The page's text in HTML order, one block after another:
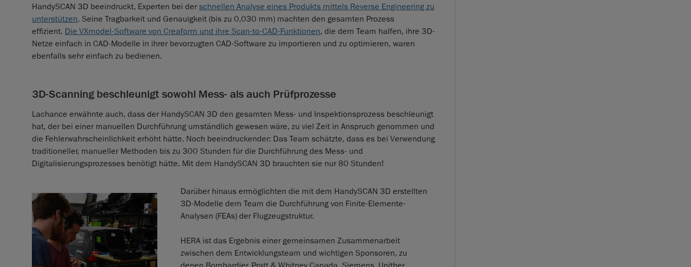
HandySCAN 3D beeindruckt, Experten bei derschnellen Analyse eines Produkts mittels Reverse Engineering zu
unterstützen. Seine Tragbarkeit und Genauigkeit (bis zu 0,030 mm) machten den gesamten Prozess
effizient. Die VXmodel-Software von Creaform und ihre Scan-to-CAD-Funktionen, die dem Team halfen, ihre 3D-
Netze einfach in CAD-Modelle in ihrer bevorzugten CAD-Software zu importieren und zu optimieren, waren
ebenfalls sehr einfach zu bedienen.
3D-Scanning beschleunigt sowohl Mess- als auch Prüfprozesse
Lachance erwähnte auch, dass der HandySCAN 3D den gesamten Mess- und Inspektionsprozess beschleunigt
hat, der bei einer manuellen Durchführung umständlich gewesen wäre, zu viel Zeit in Anspruch genommen und
die Fehlerwahrscheinlichkeit erhöht hätte. Noch beeindruckender: Das Team schätzte, dass es bei Verwendung
traditioneller, manueller Methoden bis zu 300 Stunden für die Durchführung des Mess- und
Digitalisierungsprozesses benötigt hätte. Mit dem HandySCAN 3D brauchten sie nur 80 Stunden!
Darüber hinaus ermöglichten die mit dem HandySCAN 3D erstellten
3D-Modelle dem Team die Durchführung von Finite-Elemente-
Analysen (FEAs) der Flugzeugstruktur.
HERA ist das Ergebnis einer gemeinsamen Zusammenarbeit
zwischen dem Entwicklungsteam und wichtigen Sponsoren, zu